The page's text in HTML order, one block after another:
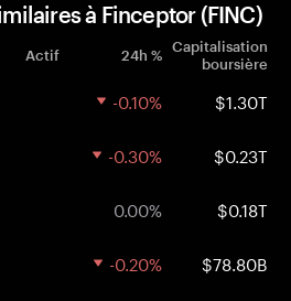
à Finceptor (FINC)
Actif 24h % Capitalisation
boursière
-0.10% $1.30T
-0.30% $0.23T
0.00% $0.18T
-0.20% $78.80B